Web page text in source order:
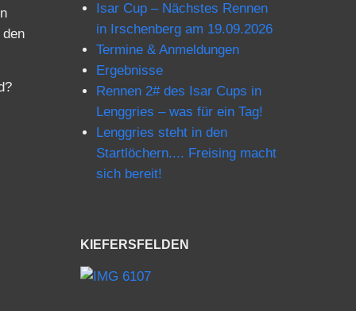
Isar Cup – Nächstes Rennen
in Irschenberg am 19.09.2026
Termine & Anmeldungen
Ergebnisse
Rennen 2# des Isar Cups in
Lenggries – was für ein Tag!
Lenggries steht in den
Startlöchern.... Freising macht
sich bereit!
KIEFERSFELDEN